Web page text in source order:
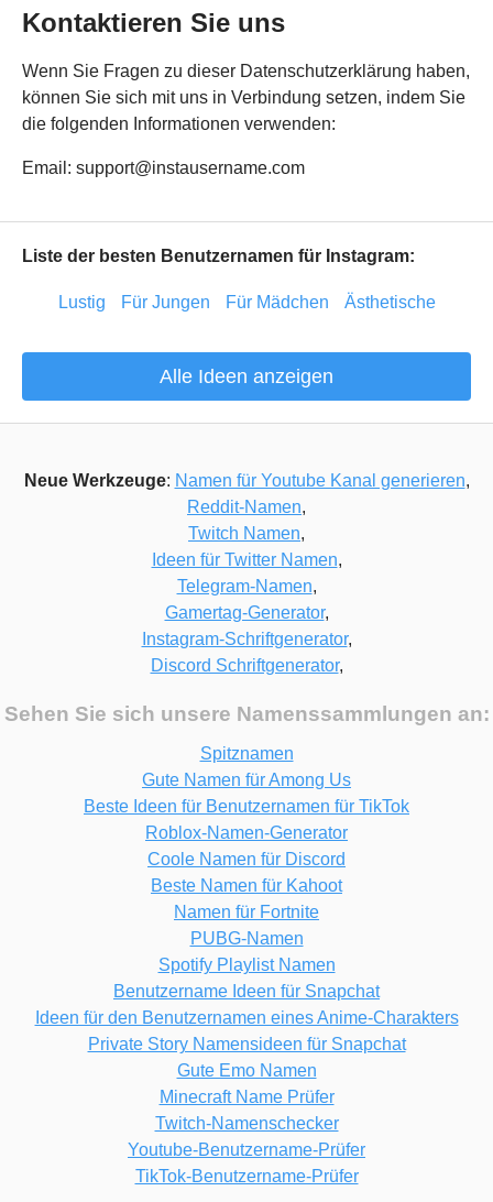
Kontaktieren Sie uns
Wenn Sie Fragen zu dieser Datenschutzerklärung haben,
können Sie sich mit uns in Verbindung setzen, indem Sie
die folgenden Informationen verwenden:
Email: support@instausername.com
Liste der besten Benutzernamen für Instagram:
Lustig Für Jungen Für Mädchen Ästhetische
Alle Ideen anzeigen
Neue Werkzeuge: Namen für Youtube Kanal generieren,
Reddit-Namen,
Twitch Namen,
Ideen für Twitter Namen,
Telegram-Namen,
Gamertag-Generator,
Instagram-Schriftgenerator,
Discord Schriftgenerator,
Sehen Sie sich unsere Namenssammlungen an:
Spitznamen
Gute Namen für Among Us
Beste Ideen für Benutzernamen für TikTok
Roblox-Namen-Generator
Coole Namen für Discord
Beste Namen für Kahoot
Namen für Fortnite
PUBG-Namen
Spotify Playlist Namen
Benutzername Ideen für Snapchat
Ideen für den Benutzernamen eines Anime-Charakters
Private Story Namensideen für Snapchat
Gute Emo Namen
Minecraft Name Prüfer
Twitch-Namenschecker
Youtube-Benutzername-Prüfer
TikTok-Benutzername-Prüfer